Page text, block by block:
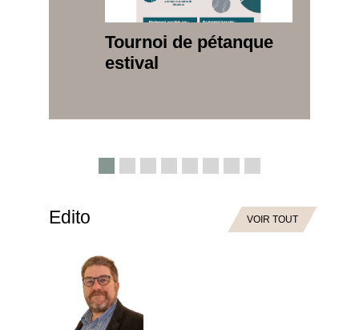
Tournoi de pétanque
estival
Edito VOIR TOUT